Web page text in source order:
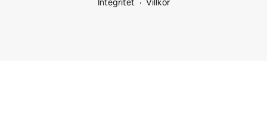
Integritet
Villkor